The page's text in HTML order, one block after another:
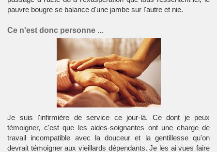
pauvre bougre se balance d'une jambe sur l'autre et nie.
Ce n'est donc personne ...
Je suis l'infirmière de service ce jour-là. Ce dont je peux
témoigner, c'est que les aides-soignantes ont une charge de
travail incompatible avec la douceur et la gentillesse qu'on
devrait témoigner aux vieillards dépendants. Je les ai vues faire